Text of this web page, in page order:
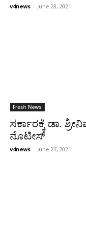
v4news - June 28, 2021
Fresh News
ಸರ್ಕಾರಕ್ಕೆ ಡಾ.
ನೊಟೀಸ್
v4news - June 27, 2021